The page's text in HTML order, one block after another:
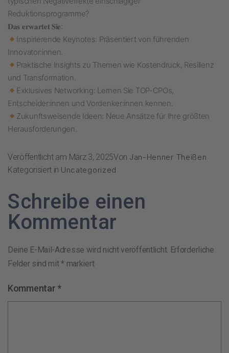
Reduktionsprogramme?
𝐃𝐚𝐬 𝐞𝐫𝐰𝐚𝐫𝐭𝐞𝐭 𝐒𝐢𝐞:
Inspirierende Keynotes: Präsentiert von führenden
Innovator:innen.
Praktische Insights zu Themen wie Kostendruck, Resilienz
und Transformation.
Exklusives Networking: Lernen Sie TOP-CPOs,
Entscheider:innen und Vordenker:innen kennen.
Zukunftsweisende Ideen: Neue Ansätze für Ihre größten
Herausforderungen.
Veröffentlicht am März 3, 2025Von Jan-Henner Theißen
Kategorisiert in Uncategorized
Schreibe einen
Kommentar
Deine E-Mail-Adresse wird nicht veröffentlicht. Erforderliche
Felder sind mit*markiert
Kommentar *